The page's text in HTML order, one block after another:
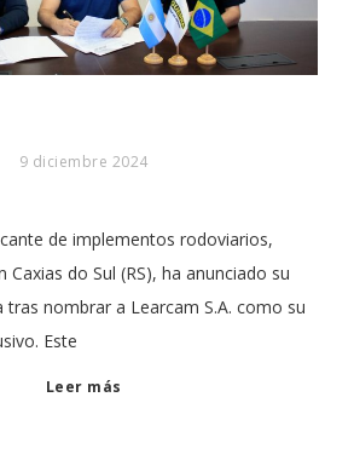
9 diciembre 2024
de implementos rodoviarios,
Caxias do Sul (RS), ha anunciado su
tras nombrar a Learcam S.A. como su
Este
Leer más